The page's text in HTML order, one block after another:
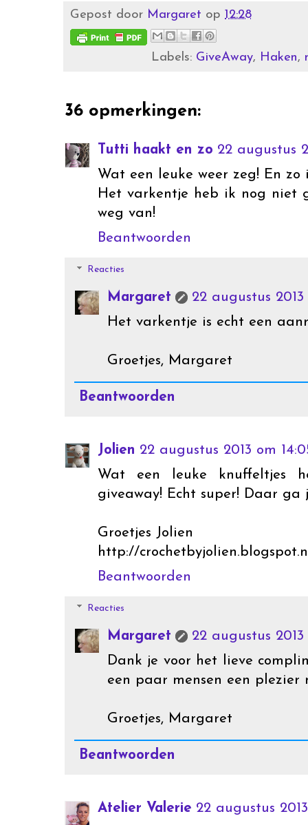
Gepost door Margaret op 12:28
Labels: GiveAway, Haken,
36 opmerkingen:
Tutti haakt en zo 22 augustus
Wat een leuke weer zeg! En
Het varkentje heb ik nog niet
weg van!
Beantwoorden
Reacties
Margaret
22 augustus 2013
Het varkentje is echt een
Groetjes, Margaret
Beantwoorden
Jolien 22 augustus 2013 om
Wat een leuke knuffeltjes
giveaway! Echt super! Daar ga
Groetjes Jolien
http://
Beantwoorden
Reacties
Margaret
22 augustus 2013
Dank je voor het lieve
een paar mensen een plezier
Groetjes, Margaret
Beantwoorden
Atelier Valerie 22 augustus